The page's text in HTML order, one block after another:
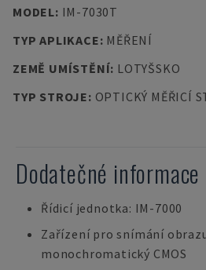
MODEL: IM-7030T
TYP APLIKACE: MĚŘENÍ
ZEMĚ UMÍSTĚNÍ: LOTYŠSKO
TYP STROJE: OPTICKÝ MĚŘICÍ
Dodatečné informace
Řídicí jednotka: IM-7000
Zařízení pro snímání
monochromatický CMOS